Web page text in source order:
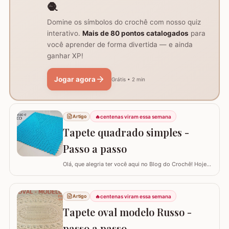
🧶
Domine os símbolos do crochê com nosso quiz
interativo. Mais de 80 pontos catalogados para
você aprender de forma divertida — e ainda
ganhar XP!
Jogar agora Grátis • 2 min
Artigo 🔥centenas viram essa semana
Tapete quadrado simples -
Passo a passo
Olá, que alegria ter você aqui no Blog do Crochê! Hoje
juntos o TAPETE QUADRADO SIMPLES. Este é um
modelo clássico, super fácil de executar e muito
versátil, pois permite que você adapte o tamanho
conforme a sua necessidade, garantindo que o…
Artigo 🔥centenas viram essa semana
Tapete oval modelo Russo -